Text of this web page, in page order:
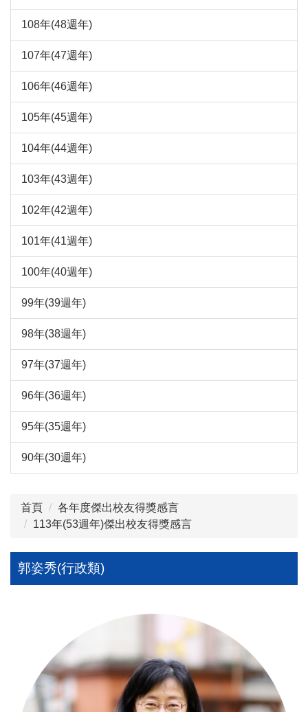
108年(48週年)
107年(47週年)
106年(46週年)
105年(45週年)
104年(44週年)
103年(43週年)
102年(42週年)
101年(41週年)
100年(40週年)
99年(39週年)
98年(38週年)
97年(37週年)
96年(36週年)
95年(35週年)
90年(30週年)
首頁
各年度傑出校友得獎感言
113年(53週年)傑出校友得獎感言
郭姿秀(行政類)